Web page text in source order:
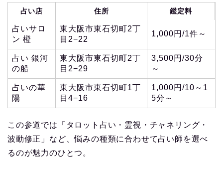
占い店 住所 鑑定料
占いサロ
ン 橙
東大阪市東石切町2丁
目2−22
1,000円/1件～
占い 銀河
の船
東大阪市東石切町2丁
目2−29
3,500円/30分
～
占いの華
陽
東大阪市東石切町1丁
目4−16
1,000円/10～1
5分～
この参道では「タロット占い・霊視・チャネリング・
波動修正」など、悩みの種類に合わせて占い師を選べ
るのが魅力のひとつ。